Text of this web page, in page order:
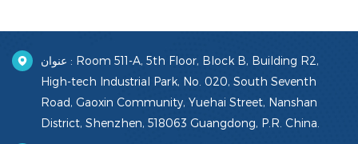
عنوان : Room 511-A, 5th Floor, Block B, Building R2,
High-tech Industrial Park, No. 020, South Seventh
Road, Gaoxin Community, Yuehai Street, Nanshan
District, Shenzhen, 518063 Guangdong, P.R. China.